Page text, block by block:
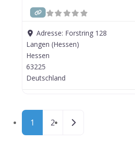
Adresse: Forstring 128
Langen (Hessen)
Hessen
63225
Deutschland
Posts navigation
1 2 Ältere Beiträge